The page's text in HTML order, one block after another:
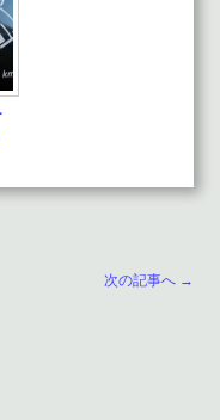
次の記事へ →